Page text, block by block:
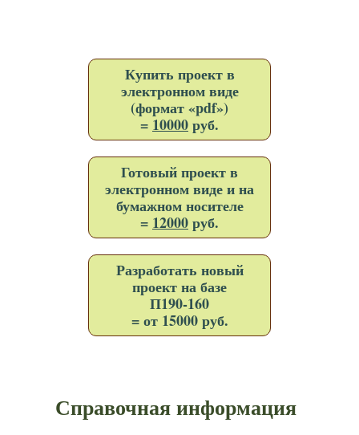
Купить проект в
электронном виде
(формат «pdf»)
= 10000руб.
Готовый проект в
электронном виде и на
бумажном носителе
= 12000руб.
Разработать новый
проект на базе
П190-160
= от 15000 руб.
Справочная информация